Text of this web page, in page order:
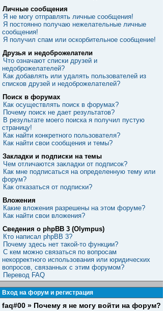
Личные сообщения
Я не могу отправлять личные сообщения!
Я постоянно получаю нежелательные личные
сообщения!
Я получил спам или оскорбительное сообщение!
Друзья и недоброжелатели
Что означают списки друзей и
недоброжелателей?
Как добавлять или удалять пользователей из
списков друзей и недоброжелателей?
Поиск в форумах
Как осуществлять поиск в форумах?
Почему поиск не дает результатов?
В результате моего поиска я получил пустую
страницу!
Как найти конкретного пользователя?
Как найти свои сообщения и темы?
Закладки и подписки на темы
Чем отличаются закладки от подписок?
Как мне подписаться на определенную тему или
форум?
Как отказаться от подписки?
Вложения
Какие вложения разрешены на этом форуме?
Как найти свои вложения?
Сведения о phpBB 3 (Olympus)
Кто написал phpBB 3?
Почему здесь нет такой-то функции?
С кем можно связаться по вопросам
некорректного использования или юридических
вопросов, связанных с этим форумом?
Перевод FAQ
Вход на форум и регистрация
faq#00 » Почему я не могу войти на форум?